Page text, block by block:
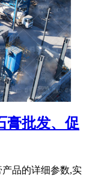
膏批发、促
品的详细参数,实